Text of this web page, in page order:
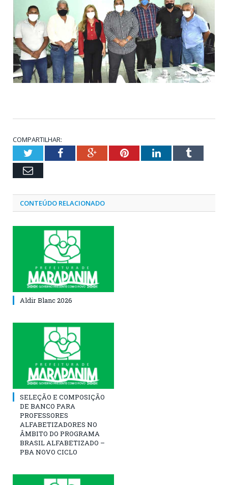
COMPARTILHAR:
TwitterFacebookGoogle+PinterestLinkedInTumblr
Email
CONTEÚDO RELACIONADO
Aldir Blanc 2026
SELEÇÃO E COMPOSIÇÃO
DE BANCO PARA
PROFESSORES
ALFABETIZADORES NO
ÂMBITO DO PROGRAMA
BRASIL ALFABETIZADO –
PBA NOVO CICLO